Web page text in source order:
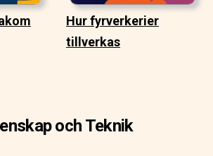
Hur fyrverkerier
tillverkas
och Teknik